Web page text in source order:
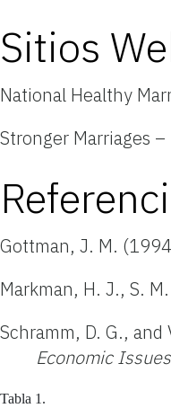
Sitios
National Healthy
Stronger Marriages –
Gottman, J. M.
Markman, H. J., S.
Schramm, D. G.,
Economic Issues
Tabla 1.